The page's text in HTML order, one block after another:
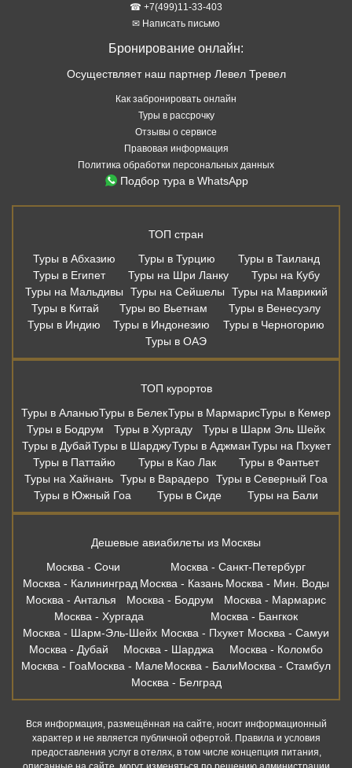
☎ +7(499)11-33-403
✉ Написать письмо
Бронирование онлайн:
Осуществляет наш партнер Левел Тревел
Как забронировать онлайн
Туры в рассрочку
Отзывы о сервисе
Правовая информация
Политика обработки персональных данных
Подбор тура в WhatsApp
ТОП стран
Туры в Абхазию
Туры в Турцию
Туры в Таиланд
Туры в Египет
Туры на Шри Ланку
Туры на Кубу
Туры на Мальдивы
Туры на Сейшелы
Туры на Маврикий
Туры в Китай
Туры во Вьетнам
Туры в Венесуэлу
Туры в Индию
Туры в Индонезию
Туры в Черногорию
Туры в ОАЭ
ТОП курортов
Туры в АланьюТуры в БелекТуры в МармарисТуры в Кемер
Туры в Бодрум
Туры в Хургаду
Туры в Шарм Эль Шейх
Туры в ДубайТуры в ШарджуТуры в АджманТуры на Пхукет
Туры в Паттайю
Туры в Као Лак
Туры в Фантьет
Туры на Хайнань Туры в Варадеро Туры в Северный Гоа
Туры в Южный Гоа
Туры в Сиде Туры на Бали
Дешевые авиабилеты из Москвы
Москва - Сочи
Москва - Санкт-Петербург
Москва - Калининград Москва - Казань Москва - Мин. Воды
Москва - Анталья
Москва - Бодрум
Москва - Мармарис
Москва - Хургада
Москва - Бангкок
Москва - Шарм-Эль-Шейх Москва - Пхукет Москва - Самуи
Москва - Дубай
Москва - Шарджа
Москва - Коломбо
Москва - ГоаМосква - МалеМосква - БалиМосква - Стамбул
Москва - Белград
Вся информация, размещённая на сайте, носит информационный
характер и не является публичной офертой. Правила и условия
предоставления услуг в отелях, в том числе концепция питания,